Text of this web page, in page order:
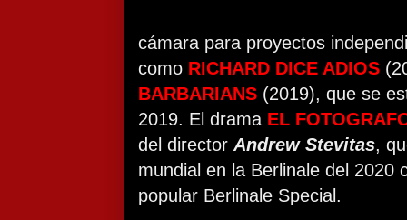
cámara para proyectos
como RICHARD DICE ADIOS
BARBARIANS (2019), que se
2019. El drama EL
del director Andrew Stevitas,
mundial en la Berlinale del 2020
popular Berlinale Special.